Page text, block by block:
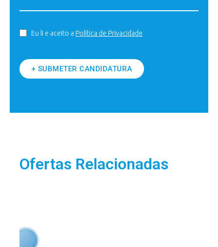
Eu li e aceito a Política de Privacidade
+ SUBMETER CANDIDATURA
Ofertas Relacionadas